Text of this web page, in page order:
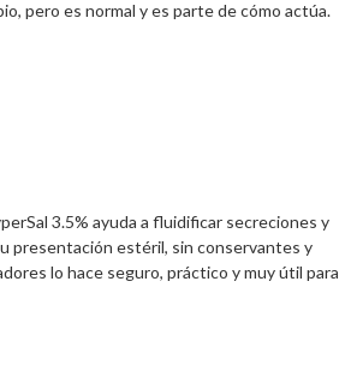
pero es normal y es parte de cómo actúa.
3.5% ayuda a fluidificar secreciones y
presentación estéril, sin conservantes y
lo hace seguro, práctico y muy útil para